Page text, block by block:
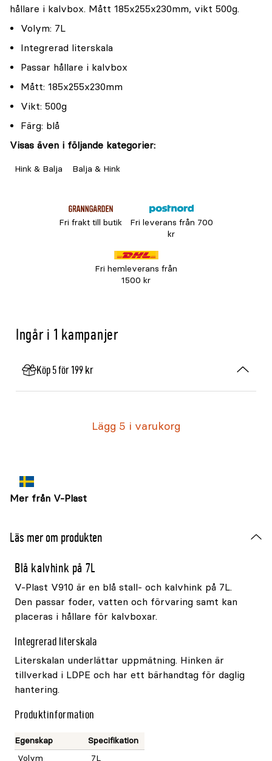
hållare i kalvbox. Mått 185x255x230mm, vikt 500g.
Volym: 7L
Integrerad literskala
Passar hållare i kalvbox
Mått: 185x255x230mm
Vikt: 500g
Färg: blå
Visas även i följande kategorier:
Hink & Balja Balja & Hink
Fri frakt till butik
Fri leverans från 700
kr
Fri hemleverans från
1500 kr
Ingår i 1 kampanjer
Köp 5 för 199 kr
Lägg 5 i varukorg
Mer från V-Plast
Läs mer om produkten
Blå kalvhink på 7L
V-Plast V910 är en blå stall- och kalvhink på 7L.
Den passar foder, vatten och förvaring samt kan
placeras i hållare för kalvboxar.
Integrerad literskala
Literskalan underlättar uppmätning. Hinken är
tillverkad i LDPE och har ett bärhandtag för daglig
hantering.
Produktinformation
Egenskap
Specifikation
Volym
7L